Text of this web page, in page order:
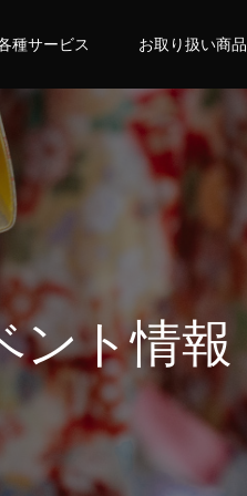
種サービス お取り扱い商品
ント情報